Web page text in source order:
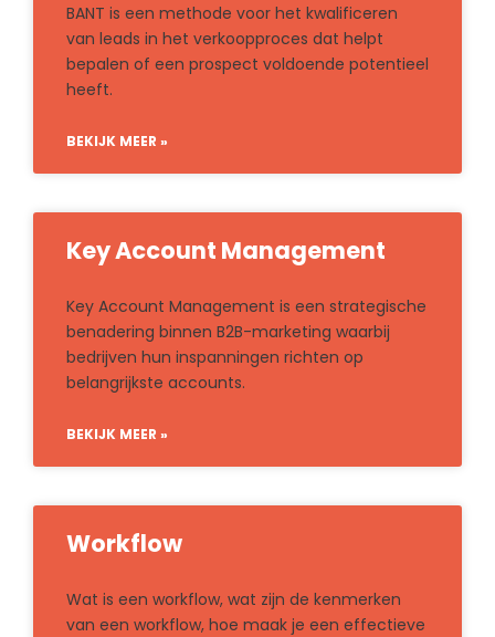
BANT is een methode voor het kwalificeren
van leads in het verkoopproces dat helpt
bepalen of een prospect voldoende potentieel
heeft.
BEKIJK MEER »
Key Account Management
Key Account Management is een strategische
benadering binnen B2B-marketing waarbij
bedrijven hun inspanningen richten op
belangrijkste accounts.
BEKIJK MEER »
Workflow
Wat is een workflow, wat zijn de kenmerken
van een workflow, hoe maak je een effectieve